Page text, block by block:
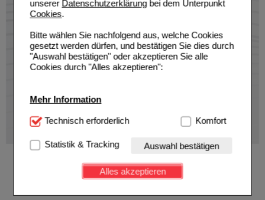
unserer Datenschutzerklärungbei dem Unterpunkt
Cookies.
Bitte wählen Sie nachfolgend aus, welche Cookies
gesetzt werden dürfen, und bestätigen Sie dies durch
"Auswahl bestätigen" oder akzeptieren Sie alle
Cookies durch "Alles akzeptieren":
Mehr Information
Technisch Notwendig:Hierbei handelt es sich um
Website notwendig sind (z.B. Navigation, Warenkorb,
Kundenkonto), weshalb auf diese nicht verzichtet
werden kann.
Einkaufserlebnis noch ansprechender zu gestalten,
Technisch erforderlich Komfort
Statistik & Tracking Auswahl bestätigen
Alles akzeptieren